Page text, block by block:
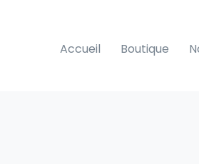
Accueil Boutique